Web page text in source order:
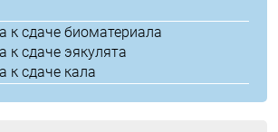
к сдаче биоматериала
к сдаче эякулята
к сдаче кала